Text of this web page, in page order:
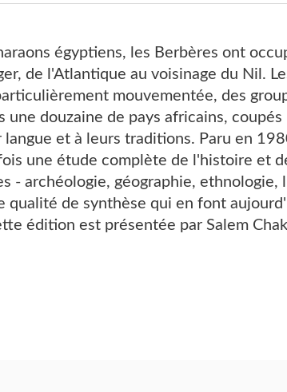
égyptiens, les Berbères ont
de l'Atlantique au voisinage du Nil.
mouvementée, des
une douzaine de pays africains,
et à leurs traditions. Paru en
une étude complète de l'histoire et
- archéologie, géographie, ethnologie,
qualité de synthèse qui en font
édition est présentée par Salem